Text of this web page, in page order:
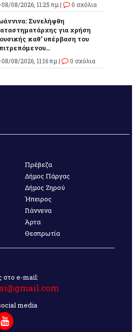
08/08/2026, 11:25 πμ | 0 σχόλια
Συνελήφθη
για χρήση
καθ’ υπέρβαση του
08/08/2026, 11:16 πμ | 0 σχόλια
Πρέβεζα
Δήμος Πάργας
Δήμος Ζηρού
Ήπειρος
Γιάννενα
Άρτα
Θεσπρωτία
στο e-mail:
media